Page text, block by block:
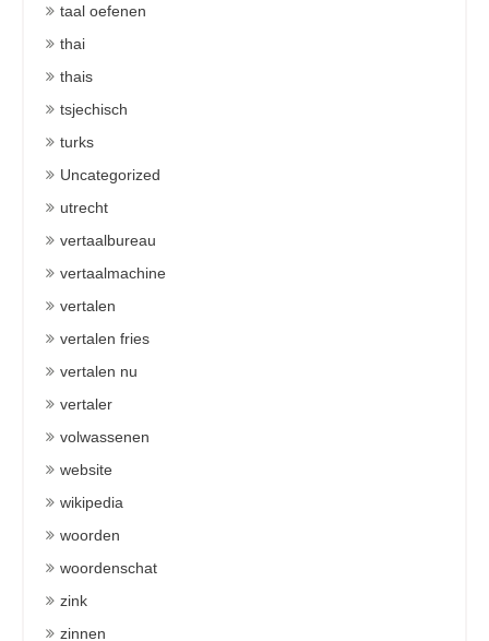
taal oefenen
thai
thais
tsjechisch
turks
Uncategorized
utrecht
vertaalbureau
vertaalmachine
vertalen
vertalen fries
vertalen nu
vertaler
volwassenen
website
wikipedia
woorden
woordenschat
zink
zinnen